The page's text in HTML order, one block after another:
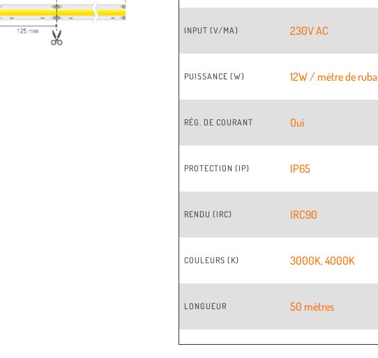
INPUT (V/MA) 230V AC
PUISSANCE (W) 12W / mètre de
RÉG. DE COURANT Oui
PROTECTION (IP) IP65
RENDU (IRC) IRC90
COULEURS (K) 3000K, 4000K
LONGUEUR 50 mètres